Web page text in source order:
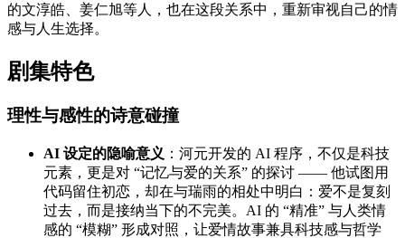
的文淳皓、姜仁旭等人，也在这段关系中，重新审视自己的情
感与人生选择。
剧集特色
理性与感性的诗意碰撞
AI 设定的隐喻意义 ：河元开发的 AI 程序，不仅是科技
元素，更是对 “记忆与爱的关系” 的探讨 —— 他试图用
代码留住初恋，却在与瑞雨的相处中明白：爱不是复刻
过去，而是接纳当下的不完美。AI 的 “精准” 与人类情
感的 “模糊” 形成对照，让爱情故事兼具科技感与哲学